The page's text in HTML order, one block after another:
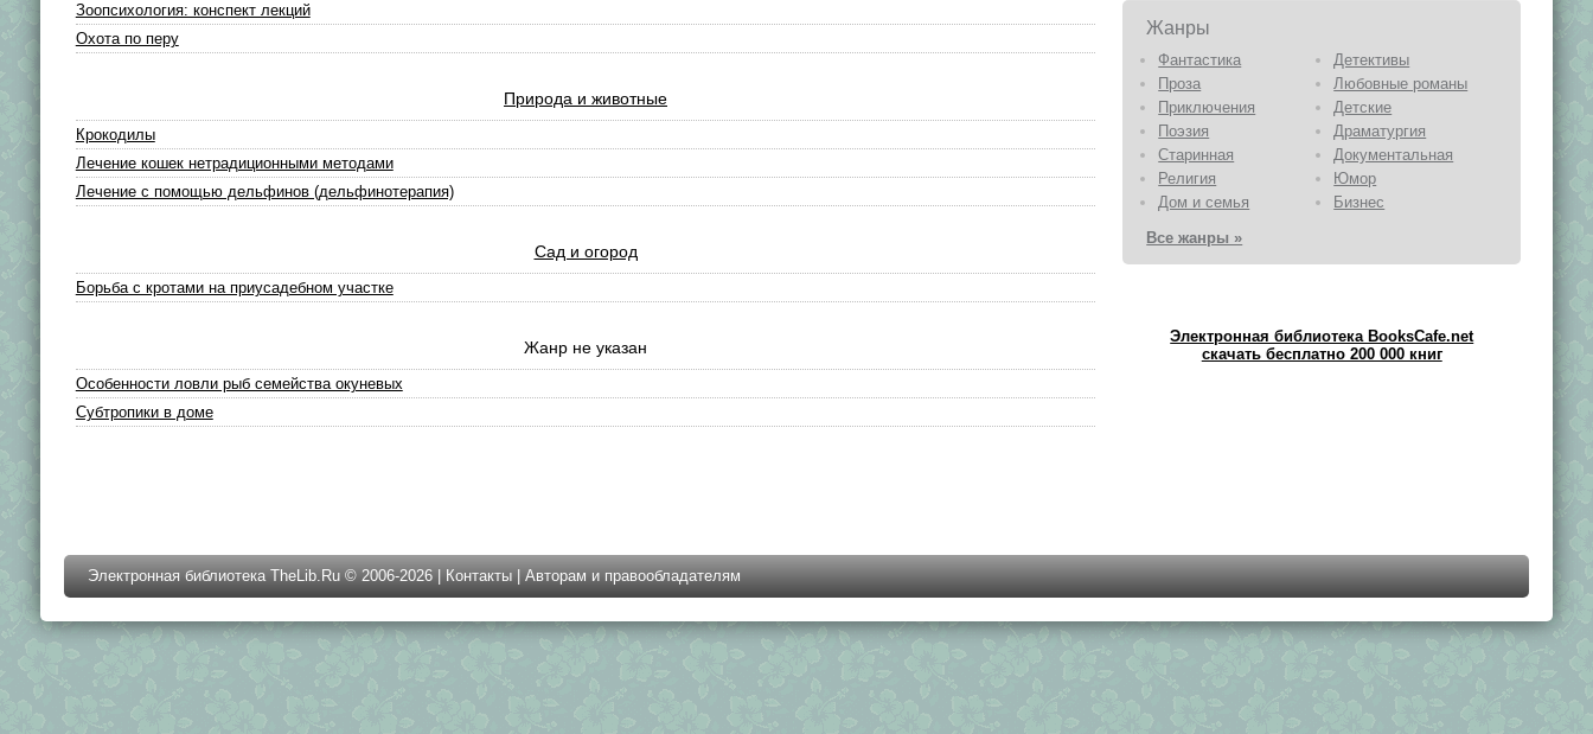
Зоопсихология: конспект лекций
Охота по перу
Природа и животные
Крокодилы
Лечение кошек нетрадиционными методами
Лечение с помощью дельфинов (дельфинотерапия)
Сад и огород
Борьба с кротами на приусадебном участке
Жанр не указан
Особенности ловли рыб семейства окуневых
Субтропики в доме
Жанры
Фантастика
Детективы
Проза
Любовные романы
Приключения
Детские
Поэзия
Драматургия
Старинная
Документальная
Религия
Юмор
Дом и семья
Бизнес
Все жанры »
Электронная библиотека BooksCafe.net
скачать бесплатно 200 000 книг
Электронная библиотека TheLib.Ru © 2006-2026 | Контакты| Авторам и правообладателям